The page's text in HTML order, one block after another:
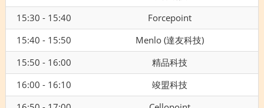
15:30 - 15:40
Forcepoint
15:40 - 15:50
Menlo (達友科技)
15:50 - 16:00
精品科技
16:00 - 16:10
竣盟科技